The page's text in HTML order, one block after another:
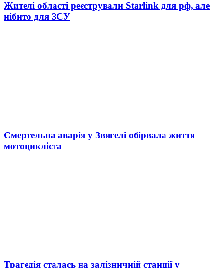
Жителі області реєстрували Starlink для рф, але
нібито для ЗСУ
Смертельна аварія у Звягелі обірвала життя
мотоцикліста
Трагедія сталась на залізничній станції у